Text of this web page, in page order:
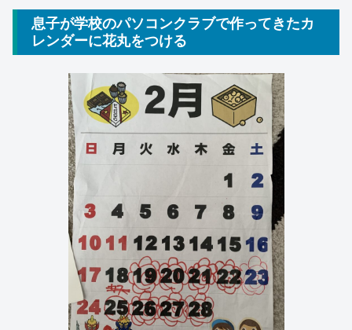
息子が学校のパソコンクラブで作ってきたカ
レンダーに花丸をつける